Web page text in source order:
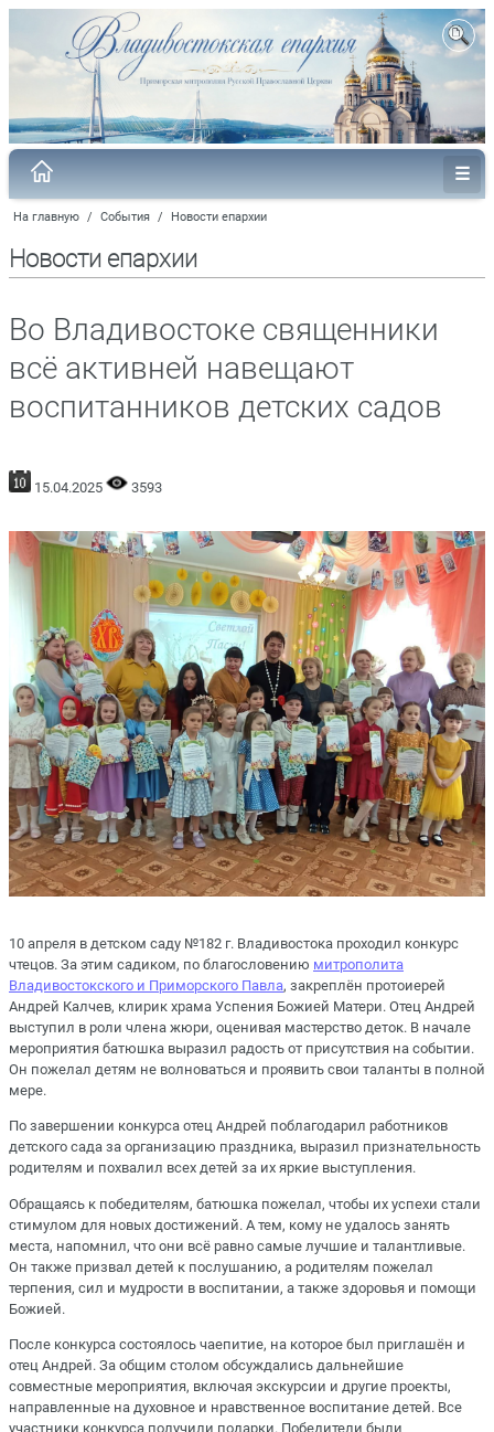
На главную / События / Новости епархии
Новости епархии
Во Владивостоке священники
всё активней навещают
воспитанников детских садов
15.04.2025 3593
10 апреля в детском саду №182 г. Владивостока проходил конкурс
чтецов. За этим садиком, по благословению митрополита
Владивостокского и Приморского Павла, закреплён протоиерей
Андрей Калчев, клирик храма Успения Божией Матери. Отец Андрей
выступил в роли члена жюри, оценивая мастерство деток. В начале
мероприятия батюшка выразил радость от присутствия на событии.
Он пожелал детям не волноваться и проявить свои таланты в полной
мере.
По завершении конкурса отец Андрей поблагодарил работников
детского сада за организацию праздника, выразил признательность
родителям и похвалил всех детей за их яркие выступления.
Обращаясь к победителям, батюшка пожелал, чтобы их успехи стали
стимулом для новых достижений. А тем, кому не удалось занять
места, напомнил, что они всё равно самые лучшие и талантливые.
Он также призвал детей к послушанию, а родителям пожелал
терпения, сил и мудрости в воспитании, а также здоровья и помощи
Божией.
После конкурса состоялось чаепитие, на которое был приглашён и
отец Андрей. За общим столом обсуждались дальнейшие
совместные мероприятия, включая экскурсии и другие проекты,
направленные на духовное и нравственное воспитание детей. Все
участники конкурса получили подарки. Победители были